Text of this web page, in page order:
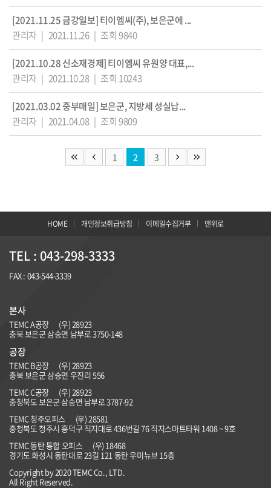
[2021.11.25 금강일보] 티이엠씨(주), 보은군에 ...
관리자 | 2021.11.26 | 조회 9840
[2021.10.28 신소재경제] 티이엠씨 유원양 대표,...
관리자 | 2021.10.28 | 조회 10243
[2021.03.02 중부매일] 보은군, 지방세 성실납...
관리자 | 2021.04.08 | 조회 9809
1 2 3
HOME 개인정보취급방침 이메일수집거부 맨위로
TEL : 043-298-3333
FAX : 043-544-3339
본사
TEMC A공장
(우) 28923
충북 보은군 삼승면 남부로 3750-148
공장
TEMC B공장 (우)28923
충북 보은군 삼승면 우진리 556
TEMC C공장
(우) 28923
충청북도 보은군 삼승면 남부로 3787-92
TEMC 청주오피스
(우) 28581
충청북도 청주시 흥덕구 직지대로 436번길 76 직지스마트타워 1408 ~ 9호
TEMC 동탄 통합 오피스
(우) 18468
경기도 화성시 동탄대로 23길 121 동탄 우미뉴브 15층
Copyright by 2020 TEMC Co., LTD.
All Right Reserved.